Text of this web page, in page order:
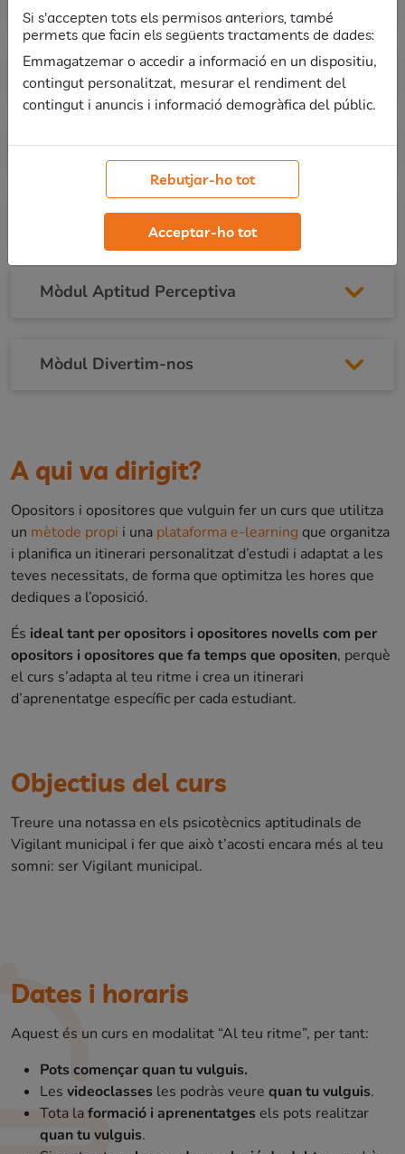
Mòdul Aptitud verbal
Mòdul Raonament abstracte
Mòdul Raonament espacial
Mòdul Aptitud Perceptiva
Mòdul Divertim-nos
A qui va dirigit?
Opositors i opositores que vulguin fer un curs que utilitza
un mètode propi i una plataforma e-learning que organitza
i planifica un itinerari personalitzat d’estudi i adaptat a les
teves necessitats, de forma que optimitza les hores que
dediques a l’oposició.
És ideal tant per opositors i opositores novells com per
opositors i opositores que fa temps que opositen, perquè
el curs s’adapta al teu ritme i crea un itinerari
d’aprenentatge específic per cada estudiant.
Objectius del curs
Treure una notassa en els psicotècnics aptitudinals de
Vigilant municipal i fer que això t’acosti encara més al teu
somni: ser Vigilant municipal.
Dates i horaris
Aquest és un curs en modalitat “Al teu ritme”, per tant:
Pots començar quan tu vulguis.
Les videoclasses les podràs veure quan tu vulguis.
Tota laformació i aprenentatges els pots realitzar
quan tu vulguis.
Si s'accepten tots els permisos anteriors, també
permets que facin els següents tractaments de dades:
Emmagatzemar o accedir a informació en un dispositiu,
contingut personalitzat, mesurar el rendiment del
contingut i anuncis i informació demogràfica del públic.
Rebutjar-ho tot
Acceptar-ho tot